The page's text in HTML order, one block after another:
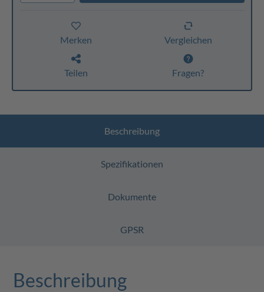
Merken Vergleichen
Teilen Fragen?
Beschreibung
Spezifikationen
Dokumente
GPSR
Beschreibung